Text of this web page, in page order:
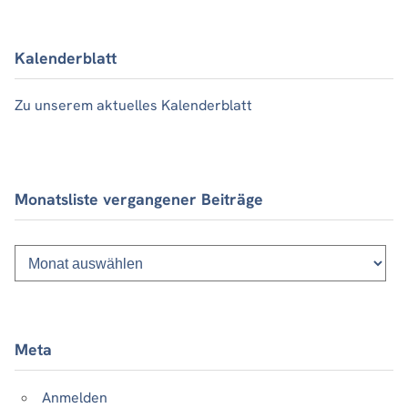
Kalenderblatt
Zu unserem aktuelles Kalenderblatt
Monatsliste vergangener Beiträge
Monatsliste
vergangener
Beiträge
Meta
Anmelden